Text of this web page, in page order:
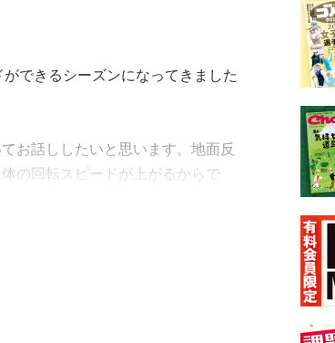
できるシーズンになってきました
お話ししたいと思います。地面反
の回転スピードが上がるからで